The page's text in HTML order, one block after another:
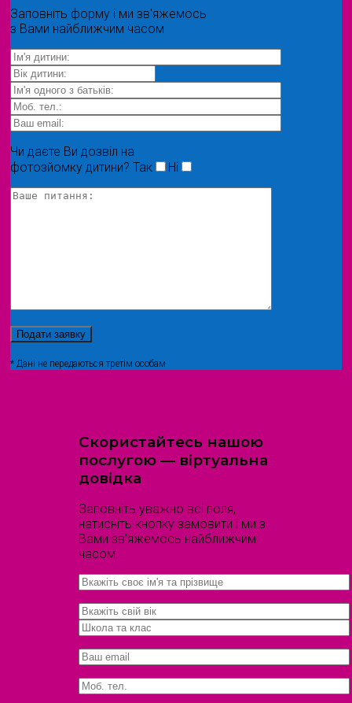
Заповніть форму і ми зв'яжемось
з Вами найближчим часом
Чи даєте Ви дозвіл на
фотозйомку дитини? Так Ні
* Дані не передаються третім особам
Скористайтесь нашою
послугою — віртуальна
довідка
Заповніть уважно всі поля,
натисніть кнопку замовити і ми з
Вами зв'яжемось найближчим
часом.